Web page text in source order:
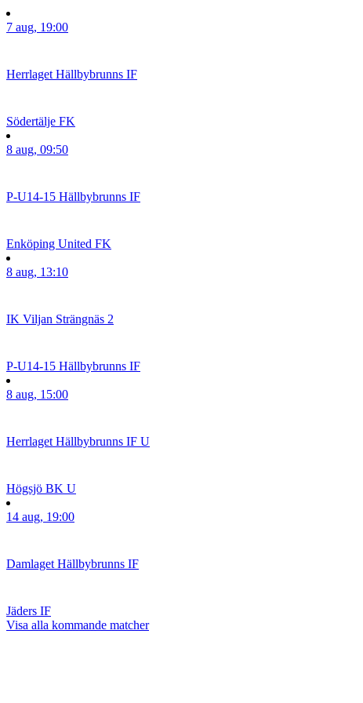
7 aug, 19:00
Herrlaget Hällbybrunns IF
Södertälje FK
8 aug, 09:50
P-U14-15 Hällbybrunns IF
Enköping United FK
8 aug, 13:10
IK Viljan Strängnäs 2
P-U14-15 Hällbybrunns IF
8 aug, 15:00
Herrlaget Hällbybrunns IF U
Högsjö BK U
14 aug, 19:00
Damlaget Hällbybrunns IF
Jäders IF
Visa alla kommande matcher